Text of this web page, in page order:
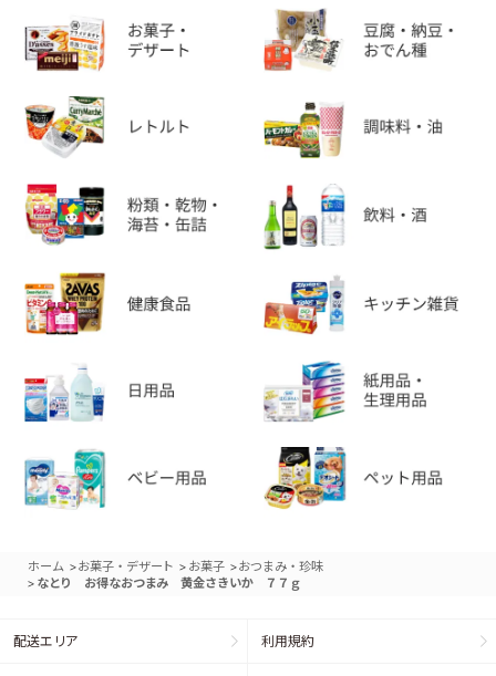
ホーム >お菓子・デザート > お菓子 >おつまみ・珍味
> なとり お得なおつまみ 黄金さきいか ７７ｇ
配送エリア 利用規約